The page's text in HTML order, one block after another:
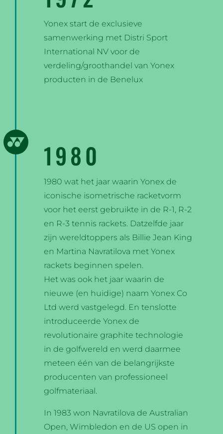
Yonex start de exclusieve
samenwerking met Distri Sport
International NV voor de
verdeling/groothandel van Yonex
producten in de Benelux
1980
1980 wat het jaar waarin Yonex de
iconische isometrische racketvorm
voor het eerst gebruikte in de R-1, R-2
en R-3 tennis rackets. Datzelfde jaar
zijn wereldtoppers als Billie Jean King
en Martina Navratilova met Yonex
rackets beginnen spelen.
Het was ook het jaar waarin de
nieuwe (en huidige) naam Yonex Co
Ltd werd vastgelegd. En tenslotte
introduceerde Yonex de
revolutionaire graphite technologie
in de golfwereld en werd daarmee
meteen één van de belangrijkste
producenten van professioneel
golfmateriaal.
In 1983 won Navratilova de Australian
Open, Wimbledon en de US open in